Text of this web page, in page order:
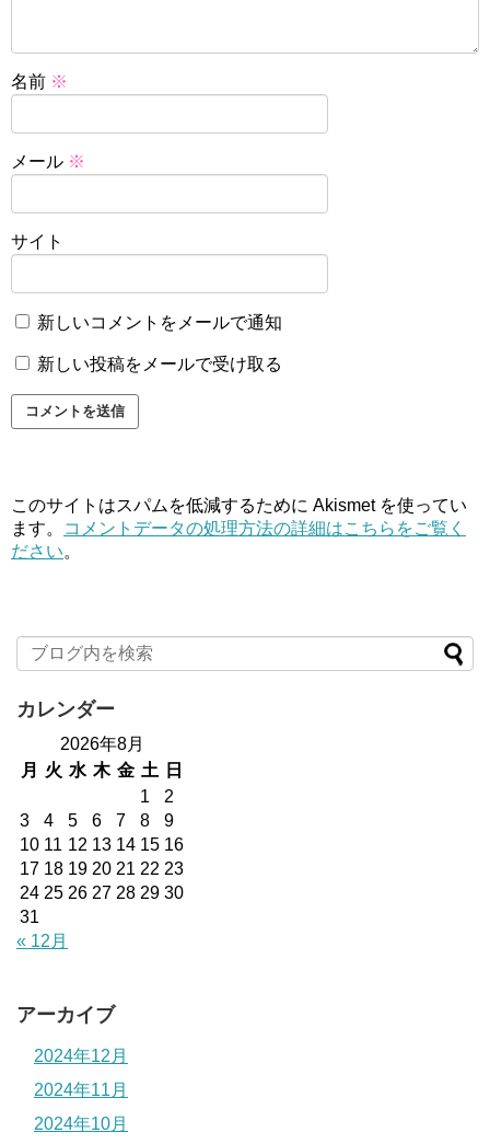
名前 ※
メール ※
サイト
新しいコメントをメールで通知
新しい投稿をメールで受け取る
このサイトはスパムを低減するために Akismet を使ってい
ます。
コメントデータの処理方法の詳細はこちらをご覧く
ださい。
カレンダー
2026年8月
月
火 水 木 金 土
日
1
2
3
4 5 6 7 8
9
10 11 12 13 14 15 16
17 18 19 20 21 22 23
24 25 26 27 28 29 30
31
« 12月
アーカイブ
2024年12月
2024年11月
2024年10月